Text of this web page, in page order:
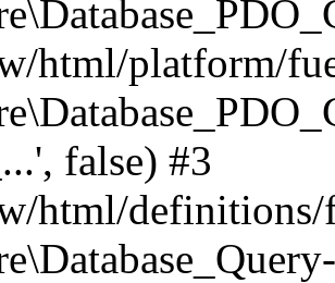
html/platform/
false) #3
html/definitions/